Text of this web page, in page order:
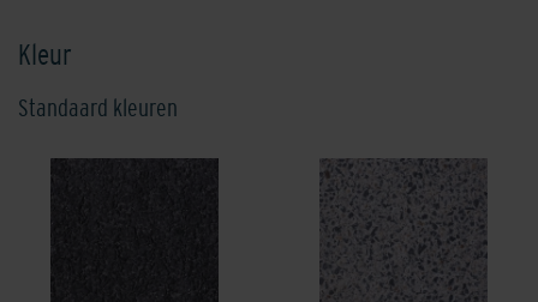
Kleur
Standaard kleuren